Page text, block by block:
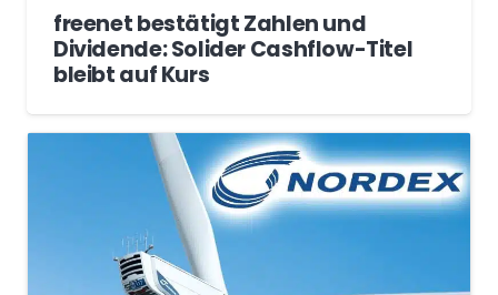
freenet bestätigt Zahlen und
Dividende: Solider Cashflow-Titel
bleibt auf Kurs